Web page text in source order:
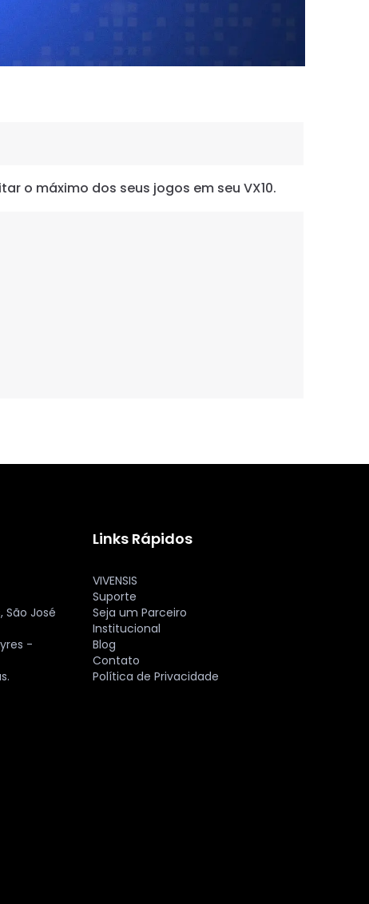
o máximo dos seus jogos em seu VX10.
São José
-
Links Rápidos
VIVENSIS
Suporte
Seja um Parceiro
Institucional
Blog
Contato
Política de Privacidade